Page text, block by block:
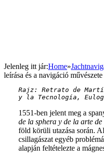
Jelenleg itt jár:Home»
leírása és a navigáció művészete
y la Tecnología,
1551-ben jelent meg a
de la sphera y de la arte
föld körüli utazása során.
csillagászat egyéb
alapján feltételezte a